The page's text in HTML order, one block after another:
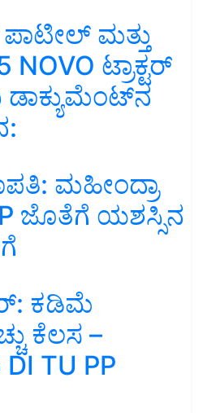
ಮತ್ತು
ಟ್ರಾಕ್ಟರ್
ಡಾಕ್ಯುಮೆಂಟ್‌ನ
ಮಹೀಂದ್ರಾ
ಜೊತೆಗೆ ಯಶಸ್ಸಿನ
ಕಡಿಮೆ
ಕೆಲಸ –
TU PP